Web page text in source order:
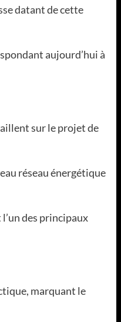
datant de cette
aujourd’hui à
sur le projet de
réseau énergétique
des principaux
marquant le